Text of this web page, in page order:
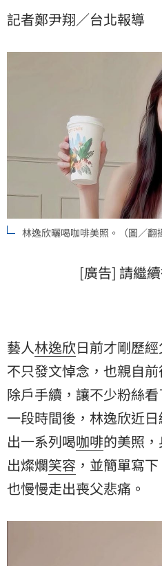
time」，似乎也慢慢走出喪父
記者鄭尹翔／台北報導
林逸欣曬喝咖啡美照。（圖／翻
[廣告] 請繼
藝人林逸欣日前才剛歷
不只發文悼念，也親自
除戶手續，讓不少粉絲
一段時間後，林逸欣近
出一系列喝咖啡的美照
出燦爛笑容 ，並簡單寫
也慢慢走出喪父悲痛。